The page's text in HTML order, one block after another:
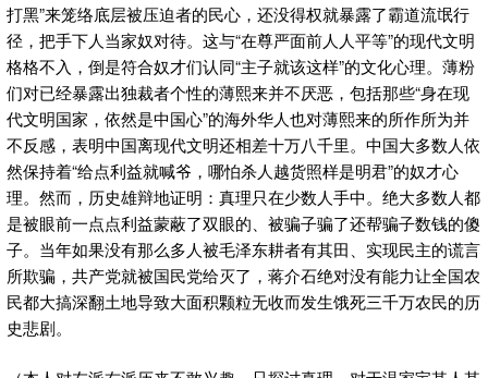
打黑”来笼络底层被压迫者的民心，还没得权就暴露了霸道流氓行
径，把手下人当家奴对待。这与“在尊严面前人人平等”的现代文明
格格不入，倒是符合奴才们认同“主子就该这样”的文化心理。薄粉
们对已经暴露出独裁者个性的薄熙来并不厌恶，包括那些“身在现
代文明国家，依然是中国心”的海外华人也对薄熙来的所作所为并
不反感，表明中国离现代文明还相差十万八千里。中国大多数人依
然保持着“给点利益就喊爷，哪怕杀人越货照样是明君”的奴才心
理。然而，历史雄辩地证明：真理只在少数人手中。绝大多数人都
是被眼前一点点利益蒙蔽了双眼的、被骗子骗了还帮骗子数钱的傻
子。当年如果没有那么多人被毛泽东耕者有其田、实现民主的谎言
所欺骗，共产党就被国民党给灭了，蒋介石绝对没有能力让全国农
民都大搞深翻土地导致大面积颗粒无收而发生饿死三千万农民的历
史悲剧。